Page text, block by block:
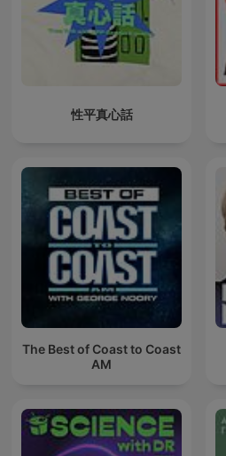
性平真心話
The Best of Coast to Coast
AM